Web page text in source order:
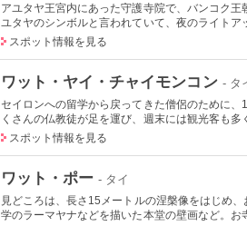
アユタヤ王宮内にあった守護寺院で、バンコク
ユタヤのシンボルと言われていて、夜のライトア
スポット情報を見る
ワット・ヤイ・チャイモンコン - タ
セイロンへの留学から戻ってきた僧侶のために
くさんの仏教徒が足を運び、週末には観光客も多
スポット情報を見る
ワット・ポー - タイ
見どころは、長さ15メートルの涅槃像をはじめ
学のラーマヤナなどを描いた本堂の壁画など。お